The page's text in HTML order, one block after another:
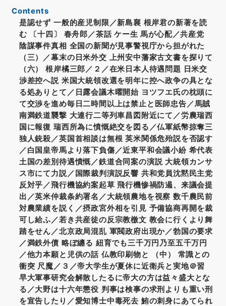
Contents
是認せず 一般的産児制限／新島襄 根岸君の新著を読
む 〔十四〕 春舟郎／茶話 ケー生 馬が心配／共産党
陰謀事件真相 全国の新聞が見事警視庁から担がれた
（三）／幕末の日米外交 上州安中藩家古文書を探りて
（六） 根岸橘三郎／２／在米日本人待遇問題 日米交
渉差控へ説 米国大統領改選を明年に控へ政争の具とな
る処ありとて／日露会議木曜開始 ヨツフエ氏の枕頭に
て交渉を進め毎日二時間以上は禁止と医師忠告／馬賊
南満鉄道襲撃 大連行二等列車昌図附近にて／労農瑞西
国に報復 瑞西所為に憤慨絶交を図る／仏軍紙幣掠奪三
独人銃殺／英国首相談は無根 英米関係危殆説を否認す
／白国皇帝馬より落下負傷／近東平和会議小紛 希代表
土国の差別待遇憤慨／鉄道合同案の演説 大統領カンサ
ス市にて力説／国際裁判演説反響 共和党員沈黙民主党
反対乎／飛行機協約案起草 飛行機惨禍防遏、来議会提
出／英米仲裁条約署名／大統領農地を視察 数千農民前
対農業績を説く／摂政宮外相を引見 予備協商再開を裁
可し給ふ／若き共産徒の反宗教檄文 教会に行くより舞
踏をせん／北京政局混乱 軍閥政府出現か／勃国の要求
／満鉄外債 略ぼ纏る 紐育でも三千万円乃至五千万円
／他力本願と児供の話 仏教印刷物と （中） 常識との
衝突 尺魔／３／帝大学生が夏休に近衛兵と実地＠習
早大軍事研究会解散したるに帝大の方は益々盛大とな
る／大野は十六年懲役 判事は検事の求刑よりも重い刑
を宣告したり／愛知博士中毒死去 鮪の刺身にあてられ